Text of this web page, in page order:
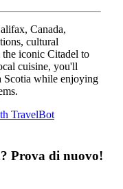
Canada,
cultural
the iconic Citadel to
cuisine, you'll
Scotia while enjoying
TravelBot
Prova di nuovo!